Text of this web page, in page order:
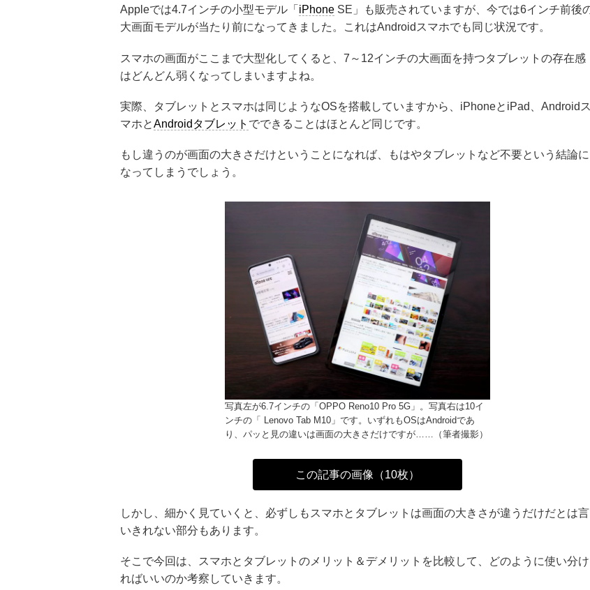
Appleでは4.7インチの小型モデル「 iPhone SE」も販売されていますが、今では6インチ前後
大画面モデルが当たり前になってきました。これはAndroidスマホでも同じ状況です。
スマホの画面がここまで大型化してくると、7～12インチの大画面を持つタブレットの存在感
はどんどん弱くなってしまいますよね。
実際、タブレットとスマホは同じようなOSを搭載していますから、iPhoneとiPad、Androidス
マホとAndroidタブレット でできることはほとんど同じです。
もし違うのが画面の大きさだけということになれば、もはやタブレットなど不要という結論に
なってしまうでしょう。
写真左が6.7インチの「OPPO Reno10 Pro 5G」。写真右は10イ
ンチの「 Lenovo Tab M10」です。いずれもOSはAndroidであ
り、パッと見の違いは画面の大きさだけですが……（筆者撮影）
この記事の画像（10枚）
しかし、細かく見ていくと、必ずしもスマホとタブレットは画面の大きさが違うだけだとは言
いきれない部分もあります。
そこで今回は、スマホとタブレットのメリット＆デメリットを比較して、どのように使い分け
ればいいのか考察していきます。